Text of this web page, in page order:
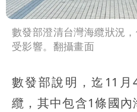
數發部澄清台灣海纜狀況
受影響。翻攝畫面
數發部說明，迄11
纜，其中包含1條國